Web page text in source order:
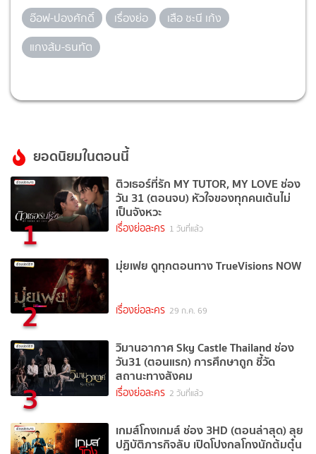
อ๊อฟ-ปองศักดิ์ เรื่องย่อ
เสือ ชะนี เก้ง
แกงส้ม-ธนทัต
ยอดนิยมในตอนนี้
1
ติวเธอร์ที่รัก MY TUTOR, MY LOVE ช่อง
วัน 31 (ตอนจบ) หัวใจของทุกคนเต้นไม่
เป็นจังหวะ
เรื่องย่อละคร 1 วันที่แล้ว
2
มุ่ยเฟย ดูทุกตอนทาง TrueVisions NOW
เรื่องย่อละคร 29 ก.ค. 69
3
วิมานอากาศ Sky Castle Thailand ช่อง
วัน31 (ตอนแรก) การศึกษาถูก ชี้วัด
สถานะทางสังคม
เรื่องย่อละคร 2 วันที่แล้ว
เกมส์โกงเกมส์ ช่อง 3HD (ตอนล่าสุด) ลุย
ปฏิบัติภารกิจลับ เปิดโปงกลโกงนักต้มตุ๋น